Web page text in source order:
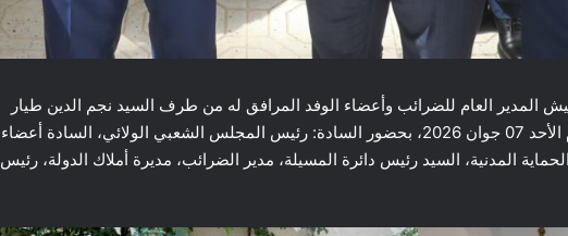
المدير العام للضرائب وأعضاء الوفد المرافق له من طرف السيد نجم الدين طيار
والي الولاية بدار الضيافة مقر الولاية اليوم الأحد 07 جوان 2026، بحضور السادة: رئيس المجلس الشعبي الولائي، السادة أعضاء
الحماية المدنية، السيد رئيس دائرة المسيلة، مدير الضرائب، مديرة أملاك الدولة، رئيس